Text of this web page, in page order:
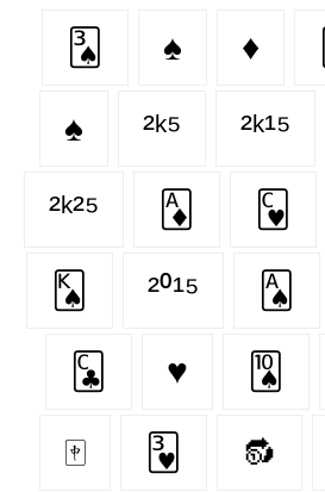
🂣 ♠ ♦️
♠️ ²ᵏ⁵ ²ᵏ¹⁵
²ᵏ²⁵ 🃁 🂼
🂮 ²⁰¹⁵ 🂡
🃜 ♥️ 🂪
🀄 🂳 🔂